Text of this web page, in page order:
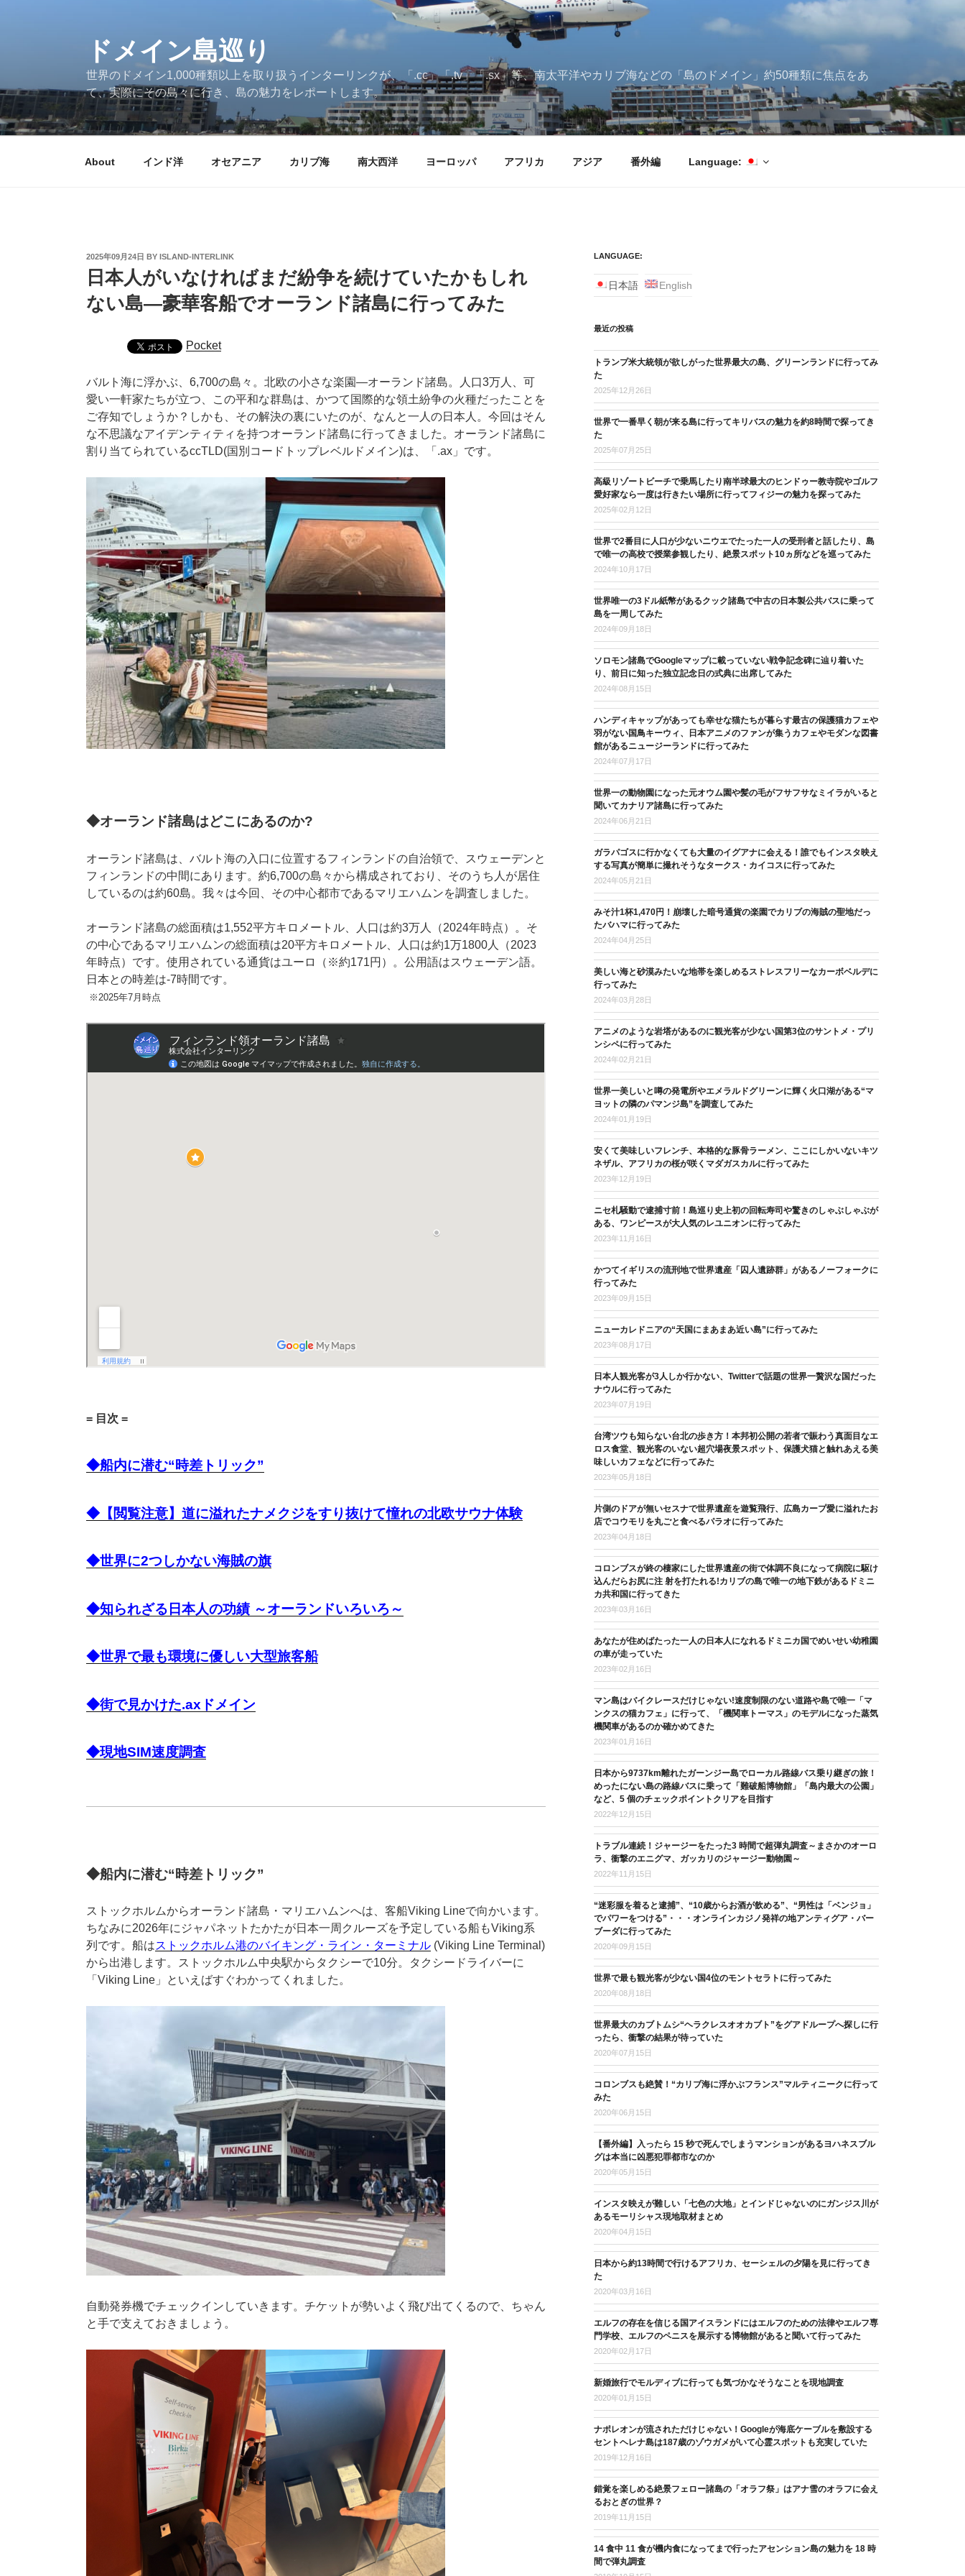
ドメイン島巡り
世界のドメイン1,000種類以上を取り扱うインターリンクが、「.cc」「.tv」「.sx」等、南太平洋やカリブ海などの「島のドメイン」約50種類に焦点をあ
て、実際にその島々に行き、島の魅力をレポートします。
About インド洋 オセアニア カリブ海 南大西洋 ヨーロッパ アフリカ アジア 番外編 Language:
POSTED
ON
2025年09月24日 BY ISLAND-INTERLINK
日本人がいなければまだ紛争を続けていたかもしれ
ない島―豪華客船でオーランド諸島に行ってみた
Pocket
バルト海に浮かぶ、6,700の島々。北欧の小さな楽園―オーランド諸島。人口3万人、可
愛い一軒家たちが立つ、この平和な群島は、かつて国際的な領土紛争の火種だったことを
ご存知でしょうか？しかも、その解決の裏にいたのが、なんと一人の日本人。今回はそん
な不思議なアイデンティティを持つオーランド諸島に行ってきました。オーランド諸島に
割り当てられているccTLD(国別コードトップレベルドメイン)は、「.ax」です。
◆オーランド諸島はどこにあるのか?
オーランド諸島は、バルト海の入口に位置するフィンランドの自治領で、スウェーデンと
フィンランドの中間にあります。約6,700の島々から構成されており、そのうち人が居住
しているのは約60島。我々は今回、その中心都市であるマリエハムンを調査しました。
オーランド諸島の総面積は1,552平方キロメートル、人口は約3万人（2024年時点）。そ
の中心であるマリエハムンの総面積は20平方キロメートル、人口は約1万1800人（2023
年時点）です。使用されている通貨はユーロ（※約171円）。公用語はスウェーデン語。
日本との時差は-7時間です。
※2025年7月時点
= 目次 =
◆船内に潜む“時差トリック”
◆【閲覧注意】道に溢れたナメクジをすり抜けて憧れの北欧サウナ体験
◆世界に2つしかない海賊の旗
◆知られざる日本人の功績 ～オーランドいろいろ～
◆世界で最も環境に優しい大型旅客船
◆街で見かけた.axドメイン
◆現地SIM速度調査
◆船内に潜む“時差トリック”
ストックホルムからオーランド諸島・マリエハムンへは、客船Viking Lineで向かいます。
ちなみに2026年にジャパネットたかたが日本一周クルーズを予定している船もViking系
列です。船はストックホルム港のバイキング・ライン・ターミナル (Viking Line Terminal)
から出港します。ストックホルム中央駅からタクシーで10分。タクシードライバーに
「Viking Line」といえばすぐわかってくれました。
自動発券機でチェックインしていきます。チケットが勢いよく飛び出てくるので、ちゃん
と手で支えておきましょう。
LANGUAGE:
日本語 English
最近の投稿
トランプ米大統領が欲しがった世界最大の島、グリーンランドに行ってみ
た
2025年12月26日
世界で一番早く朝が来る島に行ってキリバスの魅力を約8時間で探ってき
た
2025年07月25日
高級リゾートビーチで乗馬したり南半球最大のヒンドゥー教寺院やゴルフ
愛好家なら一度は行きたい場所に行ってフィジーの魅力を探ってみた
2025年02月12日
世界で2番目に人口が少ないニウエでたった一人の受刑者と話したり、島
で唯一の高校で授業参観したり、絶景スポット10ヵ所などを巡ってみた
2024年10月17日
世界唯一の3ドル紙幣があるクック諸島で中古の日本製公共バスに乗って
島を一周してみた
2024年09月18日
ソロモン諸島でGoogleマップに載っていない戦争記念碑に辿り着いた
り、前日に知った独立記念日の式典に出席してみた
2024年08月15日
ハンディキャップがあっても幸せな猫たちが暮らす最古の保護猫カフェや
羽がない国鳥キーウィ、日本アニメのファンが集うカフェやモダンな図書
館があるニュージーランドに行ってみた
2024年07月17日
世界一の動物園になった元オウム園や髪の毛がフサフサなミイラがいると
聞いてカナリア諸島に行ってみた
2024年06月21日
ガラパゴスに行かなくても大量のイグアナに会える！誰でもインスタ映え
する写真が簡単に撮れそうなタークス・カイコスに行ってみた
2024年05月21日
みそ汁1杯1,470円！崩壊した暗号通貨の楽園でカリブの海賊の聖地だっ
たバハマに行ってみた
2024年04月25日
美しい海と砂漠みたいな地帯を楽しめるストレスフリーなカーボベルデに
行ってみた
2024年03月28日
アニメのような岩塔があるのに観光客が少ない国第3位のサントメ・プリ
ンシペに行ってみた
2024年02月21日
世界一美しいと噂の発電所やエメラルドグリーンに輝く火口湖がある“マ
ヨットの隣のパマンジ島”を調査してみた
2024年01月19日
安くて美味しいフレンチ、本格的な豚骨ラーメン、ここにしかいないキツ
ネザル、アフリカの桜が咲くマダガスカルに行ってみた
2023年12月19日
ニセ札騒動で逮捕寸前！島巡り史上初の回転寿司や驚きのしゃぶしゃぶが
ある、ワンピースが大人気のレユニオンに行ってみた
2023年11月16日
かつてイギリスの流刑地で世界遺産「囚人遺跡群」があるノーフォークに
行ってみた
2023年09月15日
ニューカレドニアの“天国にまあまあ近い島”に行ってみた
2023年08月17日
日本人観光客が3人しか行かない、Twitterで話題の世界一贅沢な国だった
ナウルに行ってみた
2023年07月19日
台湾ツウも知らない台北の歩き方！本邦初公開の若者で賑わう真面目なエ
ロス食堂、観光客のいない超穴場夜景スポット、保護犬猫と触れあえる美
味しいカフェなどに行ってみた
2023年05月18日
片側のドアが無いセスナで世界遺産を遊覧飛行、広島カープ愛に溢れたお
店でコウモリを丸ごと食べるパラオに行ってみた
2023年04月18日
コロンブスが終の棲家にした世界遺産の街で体調不良になって病院に駆け
込んだらお尻に注 射を打たれる!カリブの島で唯一の地下鉄があるドミニ
カ共和国に行ってきた
2023年03月16日
あなたが住めばたった一人の日本人になれるドミニカ国でめいせい幼稚園
の車が走っていた
2023年02月16日
マン島はバイクレースだけじゃない!速度制限のない道路や島で唯一「マ
ンクスの猫カフェ」に行って、「機関車トーマス」のモデルになった蒸気
機関車があるのか確かめてきた
2023年01月16日
日本から9737km離れたガーンジー島でローカル路線バス乗り継ぎの旅！
めったにない島の路線バスに乗って「難破船博物館」「島内最大の公園」
など、5 個のチェックポイントクリアを目指す
2022年12月15日
トラブル連続！ジャージーをたった3 時間で超弾丸調査～まさかのオーロ
ラ、衝撃のエニグマ、ガッカリのジャージー動物園～
2022年11月15日
“迷彩服を着ると逮捕”、“10歳からお酒が飲める”、“男性は「ベンジョ」
でパワーをつける”・・・オンラインカジノ発祥の地アンティグア・バー
ブーダに行ってみた
2020年09月15日
世界で最も観光客が少ない国4位のモントセラトに行ってみた
2020年08月18日
世界最大のカブトムシ“ヘラクレスオオカブト”をグアドループへ探しに行
ったら、衝撃の結果が待っていた
2020年07月15日
コロンブスも絶賛！“カリブ海に浮かぶフランス”マルティニークに行って
みた
2020年06月15日
【番外編】入ったら 15 秒で死んでしまうマンションがあるヨハネスブル
グは本当に凶悪犯罪都市なのか
2020年05月15日
インスタ映えが難しい「七色の大地」とインドじゃないのにガンジス川が
あるモーリシャス現地取材まとめ
2020年04月15日
日本から約13時間で行けるアフリカ、セーシェルの夕陽を見に行ってき
た
2020年03月16日
エルフの存在を信じる国アイスランドにはエルフのための法律やエルフ専
門学校、エルフのペニスを展示する博物館があると聞いて行ってみた
2020年02月17日
新婚旅行でモルディブに行っても気づかなそうなことを現地調査
2020年01月15日
ナポレオンが流されただけじゃない！Googleが海底ケーブルを敷設する
セントヘレナ島は187歳のゾウガメがいて心霊スポットも充実していた
2019年12月16日
錯覚を楽しめる絶景フェロー諸島の「オラフ祭」はアナ雪のオラフに会え
るおとぎの世界？
2019年11月15日
14 食中 11 食が機内食になってまで行ったアセンション島の魅力を 18 時
間で弾丸調査